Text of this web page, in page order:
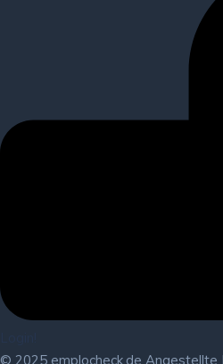
© 2025 emplocheck.de